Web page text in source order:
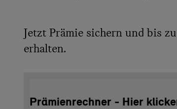
Jetzt Prämie sichern und bis
erhalten.
Prämienrechner - Hier